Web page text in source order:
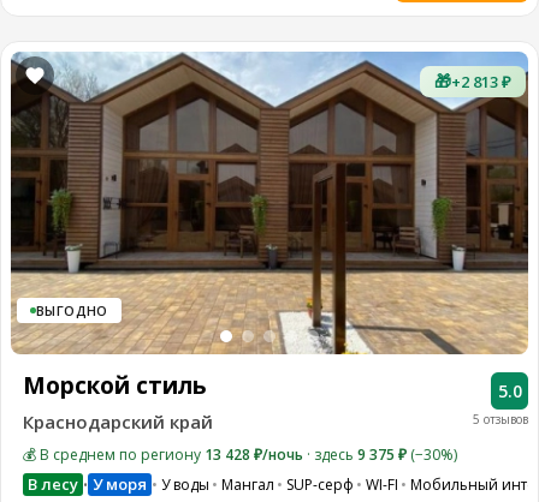
🎁+2 813 ₽
ВЫГОДНО
5 отзывов
5.0
Морской стиль
Краснодарский край
💰 В среднем по региону 13 428 ₽/ночь · здесь 9 375 ₽ (−30%)
В лесу • У моря У воды Мангал SUP-серф WI-FI Мобильный